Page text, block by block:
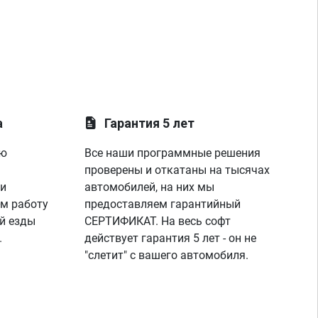
работу
езды
Гарантия 5 лет
Все наши программные решения
проверены и откатаны на тысячах
автомобилей, на них мы
предоставляем гарантийный
СЕРТИФИКАТ. На весь софт
действует гарантия 5 лет - он не
"слетит" с вашего автомобиля.